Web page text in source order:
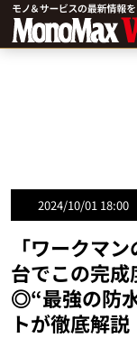
2024/10/01 18:00
「ワークマ
台でこの完
◎“最強の防
トが徹底解説